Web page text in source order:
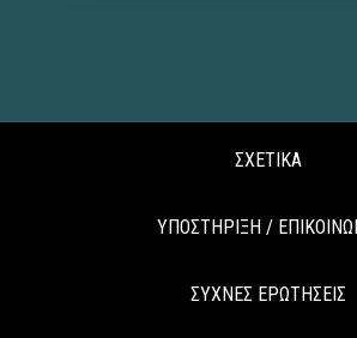
ΣΧΕΤΙΚΑ
ΥΠΟΣΤΗΡΙΞΗ /
ΣΥΧΝΕΣ ΕΡΩΤΗΣΕΙΣ